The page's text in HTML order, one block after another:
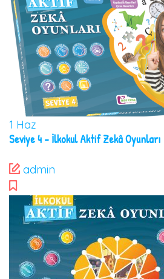
1 Haz
Seviye 4 – İlkokul Aktif Zekâ Oyunları
admin